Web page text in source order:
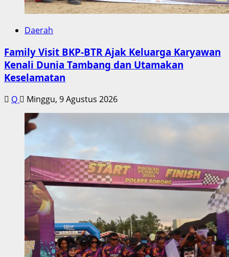
Daerah
Family Visit BKP-BTR Ajak Keluarga Karyawan
Kenali Dunia Tambang dan Utamakan
Keselamatan
Q Minggu, 9 Agustus 2026